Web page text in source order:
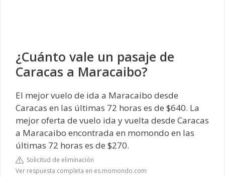
¿Cuánto vale un pasaje de
Caracas a Maracaibo?
El mejor vuelo de ida a Maracaibo desde
Caracas en las últimas 72 horas es de $640. La
mejor oferta de vuelo ida y vuelta desde Caracas
a Maracaibo encontrada en momondo en las
últimas 72 horas es de $270.
Solicitud de eliminación
Ver respuesta completa en es.momondo.com